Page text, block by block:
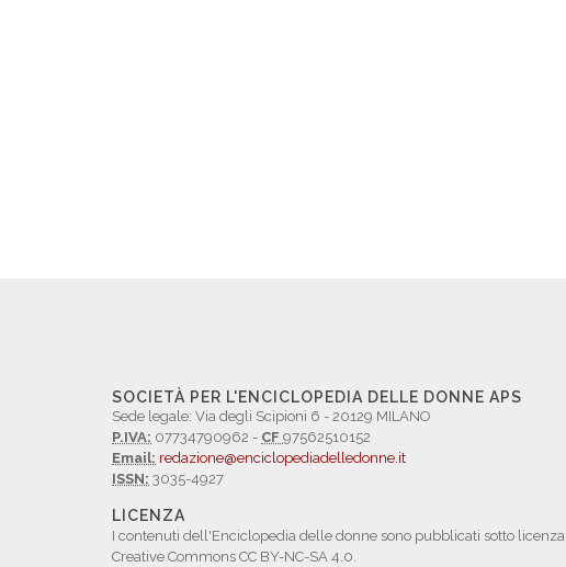
SOCIETÀ PER L'ENCICLOPEDIA DELLE DONNE APS
Sede legale: Via degli Scipioni 6 - 20129 MILANO
P.IVA: 07734790962 - CF 97562510152
Email: redazione@enciclopediadelledonne.it
ISSN: 3035-4927
LICENZA
I contenuti dell'Enciclopedia delle donne sono pubblicati sotto licenza
Creative Commons CC BY-NC-SA 4.0.